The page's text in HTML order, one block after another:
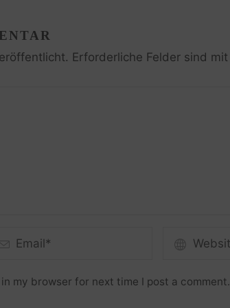
Erforderliche Felder sind mit
my browser for next time I post a comment.